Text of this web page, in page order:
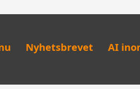
Nyhetsbrevet AI